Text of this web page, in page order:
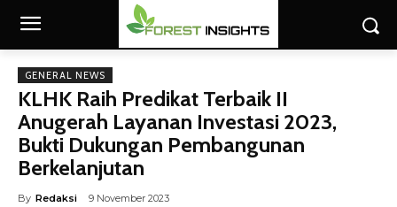
GENERAL NEWS
KLHK Raih Predikat Terbaik II
Anugerah Layanan Investasi 2023,
Bukti Dukungan Pembangunan
Berkelanjutan
By Redaksi 9 November 2023